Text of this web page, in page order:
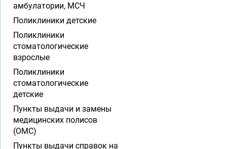
амбулатории, МСЧ
Поликлиники детские
Поликлиники
стоматологические
взрослые
Поликлиники
стоматологические
детские
Пункты выдачи и замены
медицинских полисов
(ОМС)
Пункты выдачи справок на